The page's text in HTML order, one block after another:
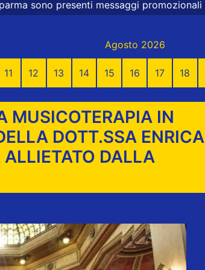
promozionali e commerciali
Agosto 2026
11 12 13 14 15 16 17 18
MUSICOTERAPIA IN
DOTT.SSA ENRICA
ALLIETATO DALLA